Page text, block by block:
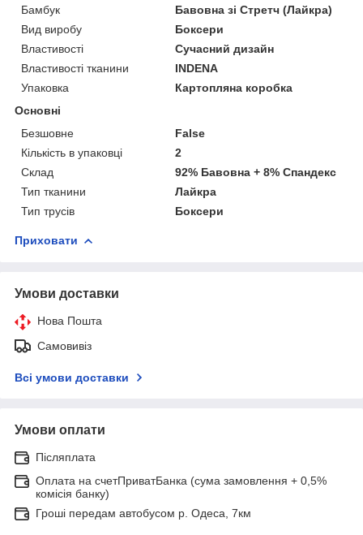
Бамбук
Бавовна зі Стретч (Лайкра)
Вид виробу
Боксери
Властивості
Сучасний дизайн
Властивості тканини
INDENA
Упаковка
Картопляна коробка
Основні
Безшовне
False
Кількість в упаковці
2
Склад
92% Бавовна + 8% Спандекс
Тип тканини
Лайкра
Тип трусів
Боксери
Приховати
Умови доставки
Нова Пошта
Самовивіз
Всі умови доставки
Умови оплати
Післяплата
Оплата на счетПриватБанка (сума замовлення + 0,5%
комісія банку)
Гроші передам автобусом р. Одеса, 7км